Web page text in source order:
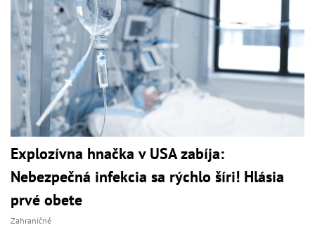
Explozívna hnačka v USA zabíja:
Nebezpečná infekcia sa rýchlo šíri! Hlásia
prvé obete
Zahraničné